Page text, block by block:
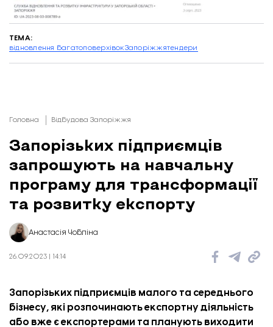
ТЕМА:
відновлення багатоповерхівокЗапоріжжятендери
Головна Відбудова Запоріжжя
Запорізьких підприємців
запрошують на навчальну
програму для трансформації
та розвитку експорту
Анастасія Чобліна
26.09.2023 | 14:14
Запорізьких підприємців малого та середнього
бізнесу, які розпочинають експортну діяльність
або вже є експортерами та планують виходити